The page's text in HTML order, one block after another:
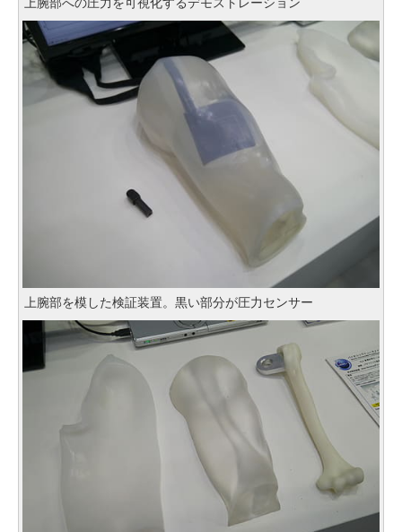
上腕部を模した検証装置。黒い部分が圧力センサー